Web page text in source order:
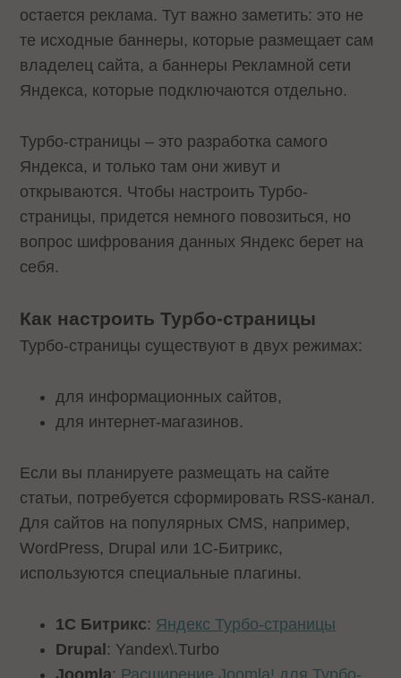
остается реклама. Тут важно заметить: это не
те исходные баннеры, которые размещает сам
владелец сайта, а баннеры Рекламной сети
Яндекса, которые подключаются отдельно.
Турбо-страницы – это разработка самого
Яндекса, и только там они живут и
открываются. Чтобы настроить Турбо-
страницы, придется немного повозиться, но
вопрос шифрования данных Яндекс берет на
себя.
Как настроить Турбо-страницы
Турбо-страницы существуют в двух режимах:
для информационных сайтов,
для интернет-магазинов.
Если вы планируете размещать на сайте
статьи, потребуется сформировать RSS-канал.
Для сайтов на популярных CMS, например,
WordPress, Drupal или 1C-Битрикс,
используются специальные плагины.
1С Битрикс: Яндекс Турбо-страницы
Drupal: Yandex\.Turbo
Joomla: Расширение Joomla! для Турбо-